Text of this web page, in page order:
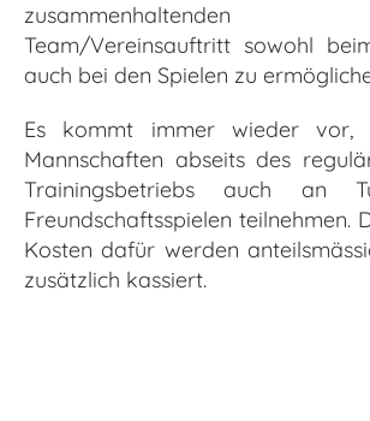
zusammenhaltenden
Team/Vereinsauftritt sowohl
auch bei den Spielen zu
Es kommt immer wieder vor,
Mannschaften abseits des
Trainingsbetriebs auch an
Freundschaftsspielen teilnehmen.
Kosten dafür werden
zusätzlich kassiert.